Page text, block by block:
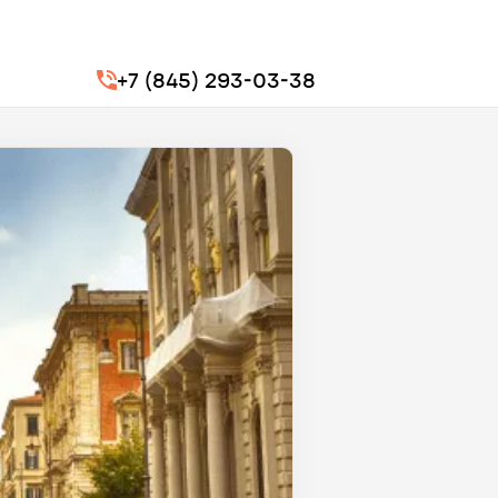
+7 (845) 293-03-38